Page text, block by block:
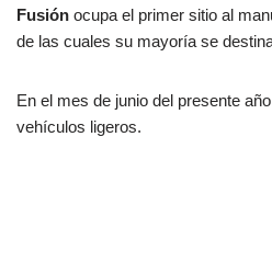
Fusión ocupa el primer sitio al
de las cuales su mayoría se
En el mes de junio del presente
vehículos ligeros.